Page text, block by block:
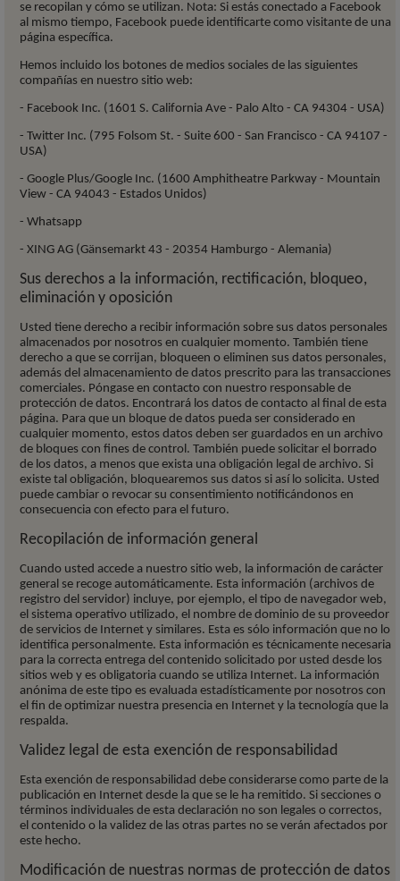
se recopilan y cómo se utilizan. Nota: Si estás conectado a Facebook
al mismo tiempo, Facebook puede identificarte como visitante de una
página específica.
Hemos incluido los botones de medios sociales de las siguientes
compañías en nuestro sitio web:
- Facebook Inc. (1601 S. California Ave - Palo Alto - CA 94304 - USA)
- Twitter Inc. (795 Folsom St. - Suite 600 - San Francisco - CA 94107 -
USA)
- Google Plus/Google Inc. (1600 Amphitheatre Parkway - Mountain
View - CA 94043 - Estados Unidos)
- Whatsapp
- XING AG (Gänsemarkt 43 - 20354 Hamburgo - Alemania)
Sus derechos a la información, rectificación, bloqueo,
eliminación y oposición
Usted tiene derecho a recibir información sobre sus datos personales
almacenados por nosotros en cualquier momento. También tiene
derecho a que se corrijan, bloqueen o eliminen sus datos personales,
además del almacenamiento de datos prescrito para las transacciones
comerciales. Póngase en contacto con nuestro responsable de
protección de datos. Encontrará los datos de contacto al final de esta
página. Para que un bloque de datos pueda ser considerado en
cualquier momento, estos datos deben ser guardados en un archivo
de bloques con fines de control. También puede solicitar el borrado
de los datos, a menos que exista una obligación legal de archivo. Si
existe tal obligación, bloquearemos sus datos si así lo solicita. Usted
puede cambiar o revocar su consentimiento notificándonos en
consecuencia con efecto para el futuro.
Recopilación de información general
Cuando usted accede a nuestro sitio web, la información de carácter
general se recoge automáticamente. Esta información (archivos de
registro del servidor) incluye, por ejemplo, el tipo de navegador web,
el sistema operativo utilizado, el nombre de dominio de su proveedor
de servicios de Internet y similares. Esta es sólo información que no lo
identifica personalmente. Esta información es técnicamente necesaria
para la correcta entrega del contenido solicitado por usted desde los
sitios web y es obligatoria cuando se utiliza Internet. La información
anónima de este tipo es evaluada estadísticamente por nosotros con
el fin de optimizar nuestra presencia en Internet y la tecnología que la
respalda.
Validez legal de esta exención de responsabilidad
Esta exención de responsabilidad debe considerarse como parte de la
publicación en Internet desde la que se le ha remitido. Si secciones o
términos individuales de esta declaración no son legales o correctos,
el contenido o la validez de las otras partes no se verán afectados por
este hecho.
Modificación de nuestras normas de protección de datos